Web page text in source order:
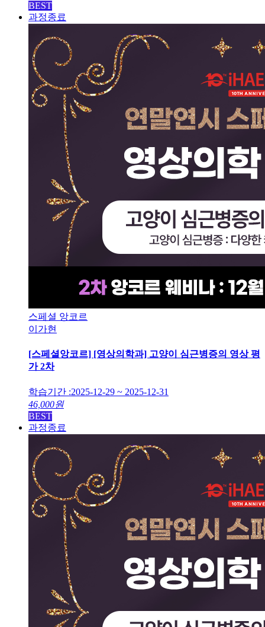
BEST
과정종료
스페셜 앙코르
이가현
[스페셜앙코르] [영상의학과] 고양이 심근병증의 영상 평
가 2차
학습기간 :2025-12-29 ~ 2025-12-31
46,000원
BEST
과정종료